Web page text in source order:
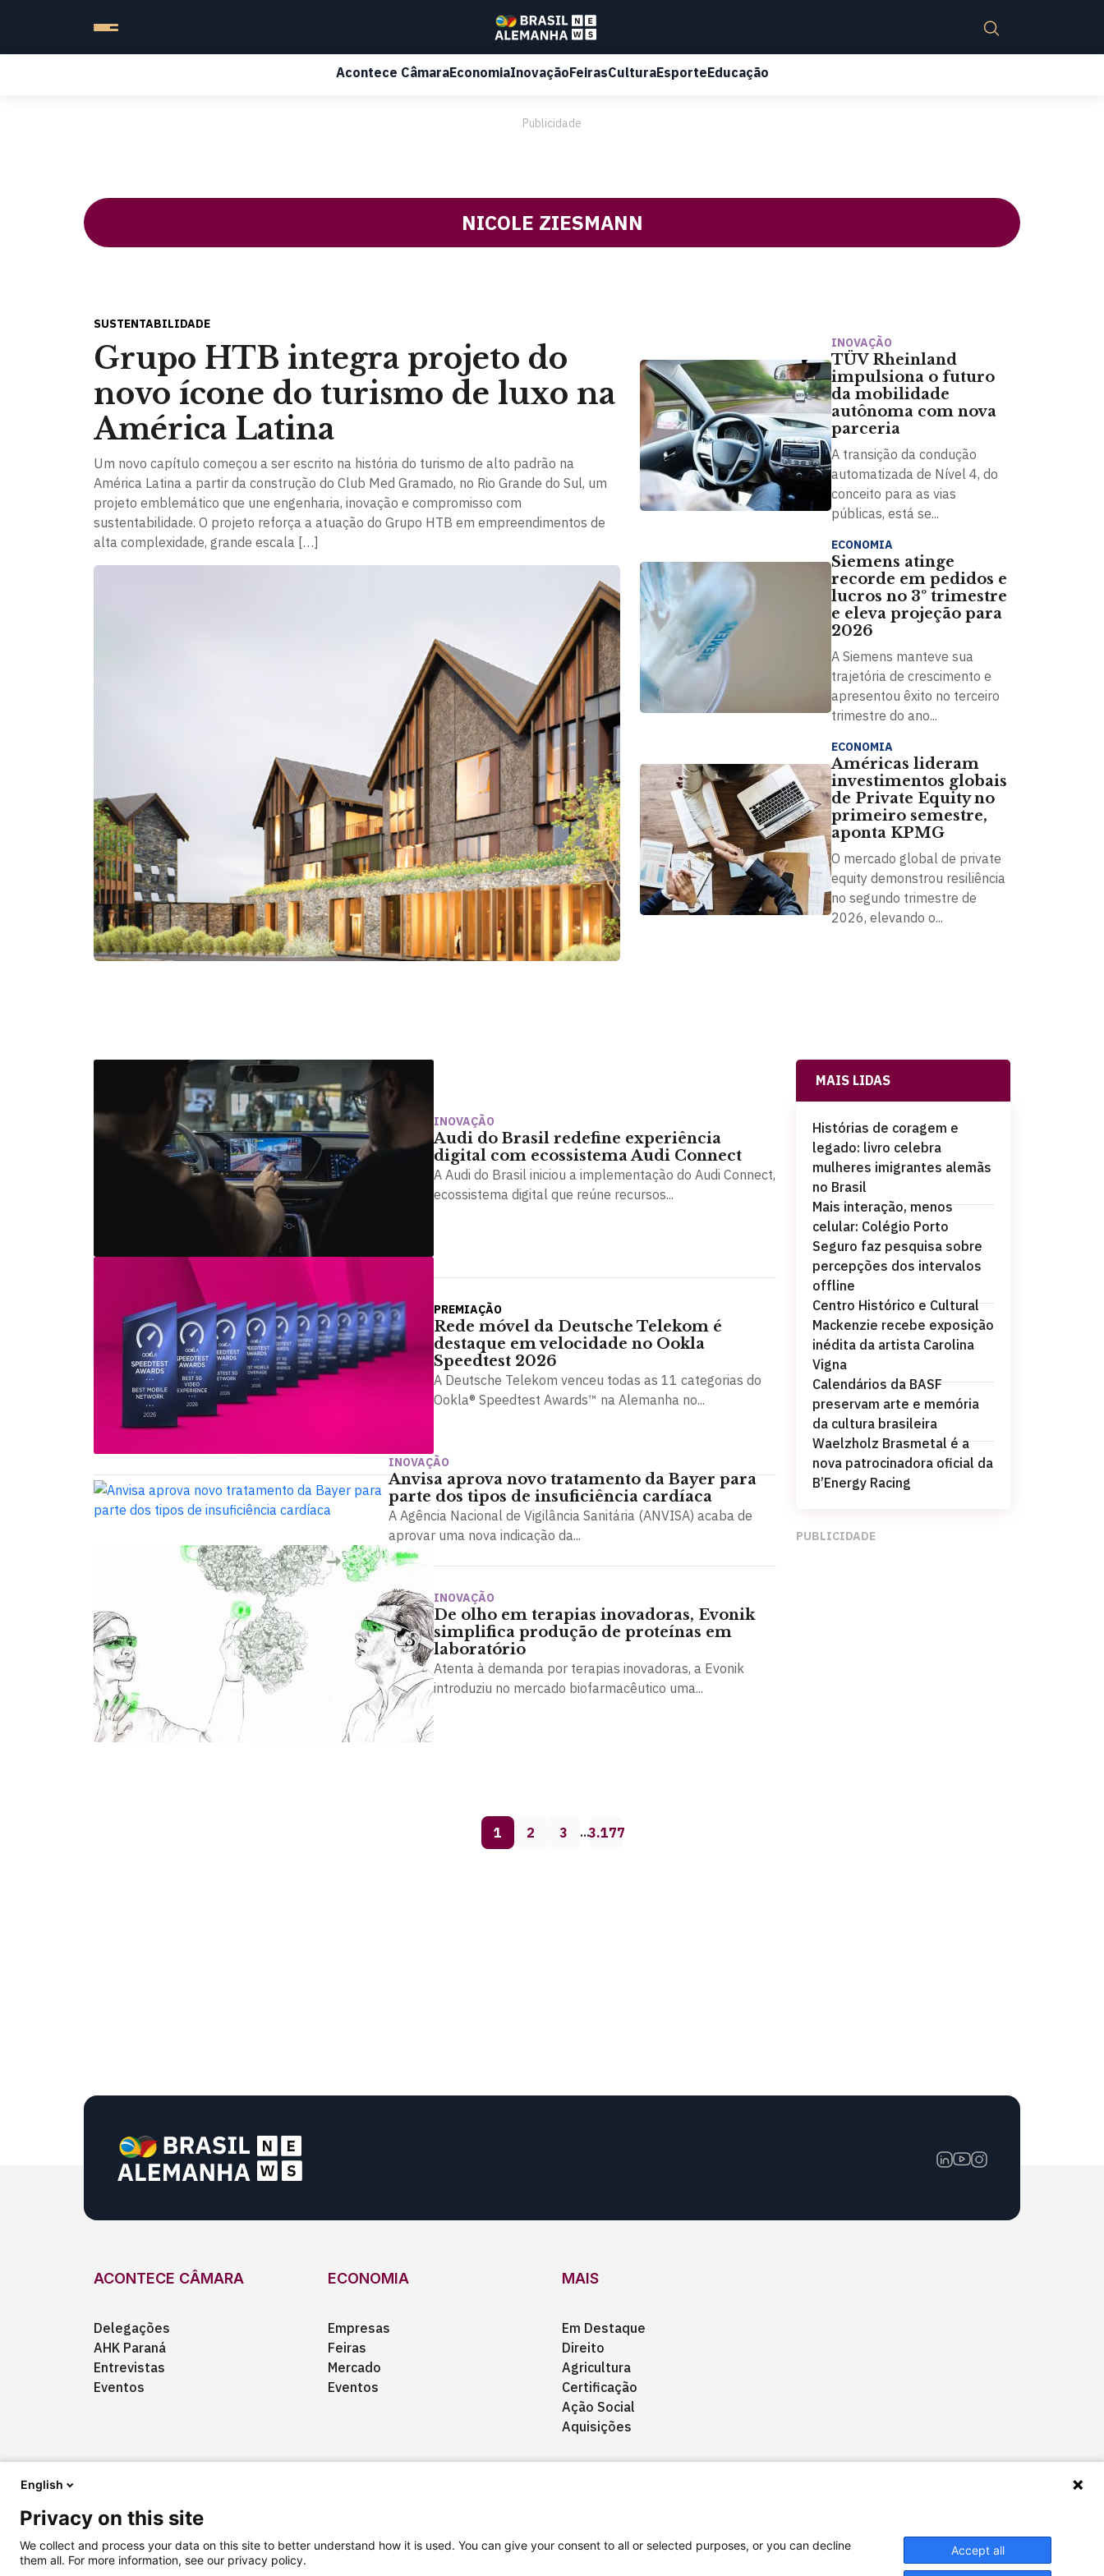
Acontece CâmaraEconomiaInovaçãoFeirasCulturaEsporteEducação
Publicidade
NICOLE ZIESMANN
SUSTENTABILIDADE
Grupo HTB integra projeto do
novo ícone do turismo de luxo na
América Latina
Um novo capítulo começou a ser escrito na história do turismo de alto padrão na
América Latina a partir da construção do Club Med Gramado, no Rio Grande do Sul, um
projeto emblemático que une engenharia, inovação e compromisso com
sustentabilidade. O projeto reforça a atuação do Grupo HTB em empreendimentos de
alta complexidade, grande escala […]
INOVAÇÃO
TÜV Rheinland
impulsiona o futuro
da mobilidade
autônoma com nova
parceria
A transição da condução
automatizada de Nível 4, do
conceito para as vias
públicas, está se...
ECONOMIA
Siemens atinge
recorde em pedidos e
lucros no 3º trimestre
e eleva projeção para
2026
A Siemens manteve sua
trajetória de crescimento e
apresentou êxito no terceiro
trimestre do ano...
ECONOMIA
Américas lideram
investimentos globais
de Private Equity no
primeiro semestre,
aponta KPMG
O mercado global de private
equity demonstrou resiliência
no segundo trimestre de
2026, elevando o...
INOVAÇÃO
Audi do Brasil redefine experiência
digital com ecossistema Audi Connect
A Audi do Brasil iniciou a implementação do Audi Connect,
ecossistema digital que reúne recursos...
PREMIAÇÃO
Rede móvel da Deutsche Telekom é
destaque em velocidade no Ookla
Speedtest 2026
A Deutsche Telekom venceu todas as 11 categorias do
Ookla® Speedtest Awards™ na Alemanha no...
INOVAÇÃO
Anvisa aprova novo tratamento da Bayer para
parte dos tipos de insuficiência cardíaca
A Agência Nacional de Vigilância Sanitária (ANVISA) acaba de
aprovar uma nova indicação da...
INOVAÇÃO
De olho em terapias inovadoras, Evonik
simplifica produção de proteínas em
laboratório
Atenta à demanda por terapias inovadoras, a Evonik
introduziu no mercado biofarmacêutico uma...
MAIS LIDAS
Histórias de coragem e
legado: livro celebra
mulheres imigrantes alemãs
no Brasil
Mais interação, menos
celular: Colégio Porto
Seguro faz pesquisa sobre
percepções dos intervalos
offline
Centro Histórico e Cultural
Mackenzie recebe exposição
inédita da artista Carolina
Vigna
Calendários da BASF
preservam arte e memória
da cultura brasileira
Waelzholz Brasmetal é a
nova patrocinadora oficial da
B’Energy Racing
PUBLICIDADE
1 2 3 …3.177
ACONTECE CÂMARA
Delegações
AHK Paraná
Entrevistas
Eventos
ECONOMIA
Empresas
Feiras
Mercado
Eventos
MAIS
Em Destaque
Direito
Agricultura
Certificação
Ação Social
Aquisições
Quem somosAnuncieFale conosco
English
Privacy on this site
We collect and process your data on this site to better understand how it is used. You can give your consent to all or selected purposes, or you can decline
them all. For more information, see our privacy policy.
Accept all